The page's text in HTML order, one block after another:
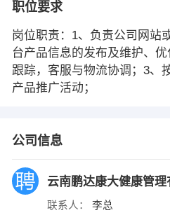
职位要求
岗位职责：1、负责公司网站
台产品信息的发布及维护、
跟踪，客服与物流协调；3、
产品推广活动；
公司信息
云南鹏达康大健康管理
联系人： 李总